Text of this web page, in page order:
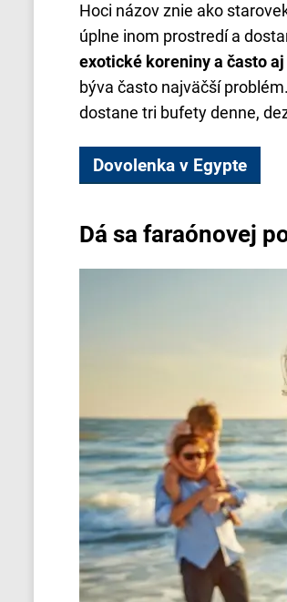
Hoci názov znie ako
úplne inom prostredí a
exotické koreniny a často
býva často najväčší
dostane tri bufety denne,
Dovolenka v Egypte
Dá sa faraónovej